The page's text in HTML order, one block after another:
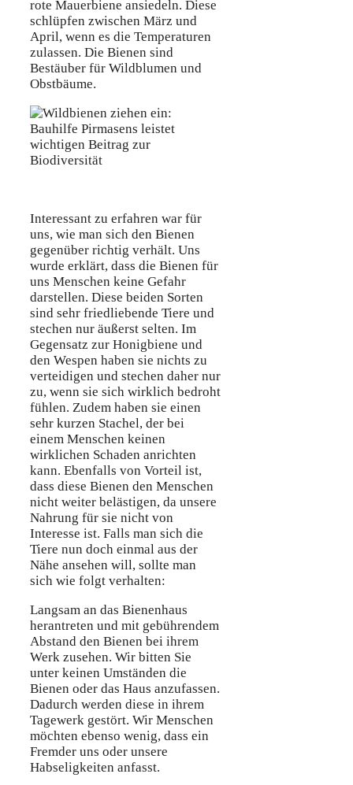
rote Mauerbiene ansiedeln. Diese
schlüpfen zwischen März und
April, wenn es die Temperaturen
zulassen. Die Bienen sind
Bestäuber für Wildblumen und
Obstbäume.
Interessant zu erfahren war für
uns, wie man sich den Bienen
gegenüber richtig verhält. Uns
wurde erklärt, dass die Bienen für
uns Menschen keine Gefahr
darstellen. Diese beiden Sorten
sind sehr friedliebende Tiere und
stechen nur äußerst selten. Im
Gegensatz zur Honigbiene und
den Wespen haben sie nichts zu
verteidigen und stechen daher nur
zu, wenn sie sich wirklich bedroht
fühlen. Zudem haben sie einen
sehr kurzen Stachel, der bei
einem Menschen keinen
wirklichen Schaden anrichten
kann. Ebenfalls von Vorteil ist,
dass diese Bienen den Menschen
nicht weiter belästigen, da unsere
Nahrung für sie nicht von
Interesse ist. Falls man sich die
Tiere nun doch einmal aus der
Nähe ansehen will, sollte man
sich wie folgt verhalten:
Langsam an das Bienenhaus
herantreten und mit gebührendem
Abstand den Bienen bei ihrem
Werk zusehen. Wir bitten Sie
unter keinen Umständen die
Bienen oder das Haus anzufassen.
Dadurch werden diese in ihrem
Tagewerk gestört. Wir Menschen
möchten ebenso wenig, dass ein
Fremder uns oder unsere
Habseligkeiten anfasst.